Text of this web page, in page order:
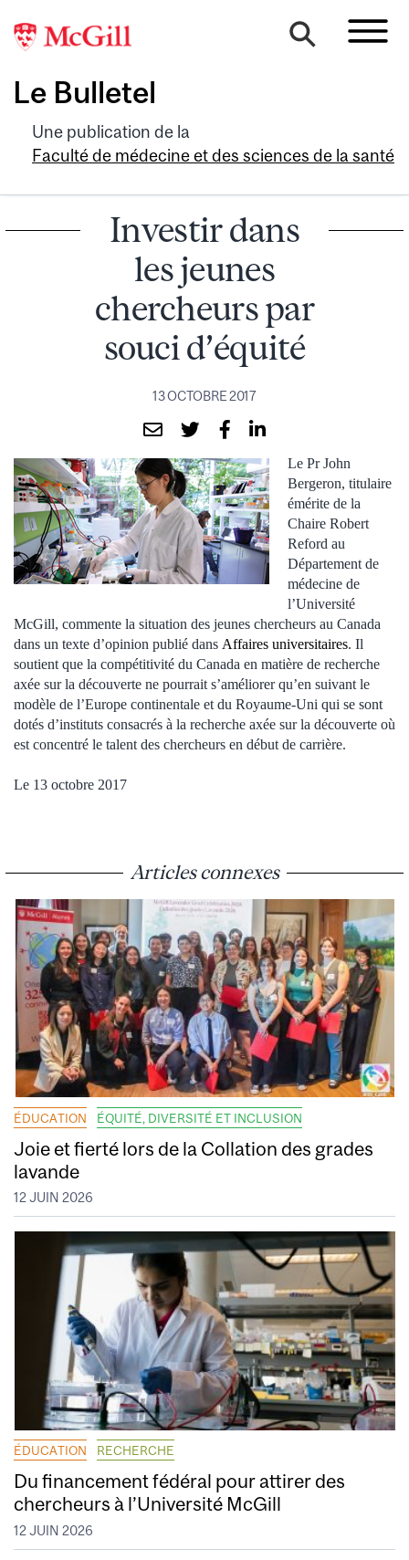
Le Bulletel
Une publication de la
Faculté de médecine et des sciences de la santé
Investir dans
les jeunes
chercheurs par
souci d’équité
13 OCTOBRE 2017
Le Pr John
Bergeron, titulaire
émérite de la
Chaire Robert
Reford au
Département de
médecine de
l’Université
McGill, commente la situation des jeunes chercheurs au Canada
dans un texte d’opinion publié dans Affaires universitaires. Il
soutient que la compétitivité du Canada en matière de recherche
axée sur la découverte ne pourrait s’améliorer qu’en suivant le
modèle de l’Europe continentale et du Royaume-Uni qui se sont
dotés d’instituts consacrés à la recherche axée sur la découverte où
est concentré le talent des chercheurs en début de carrière.
Le 13 octobre 2017
Articles connexes
ÉDUCATION ÉQUITÉ, DIVERSITÉ ET INCLUSION
Joie et fierté lors de la Collation des grades
lavande
12 JUIN 2026
ÉDUCATION RECHERCHE
Du financement fédéral pour attirer des
chercheurs à l’Université McGill
12 JUIN 2026